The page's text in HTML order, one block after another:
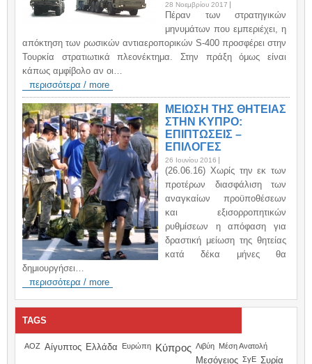
28 Νοεμβρίου 2017
Πέραν των στρατηγικών
μηνυμάτων που εμπεριέχει, η
απόκτηση των ρωσικών αντιαεροπορικών S-400 προσφέρει στην
Τουρκία στρατιωτικά πλεονέκτημα. Στην πράξη όμως είναι
κάπως αμφίβολο αν οι…
περισσότερα / more
ΜΕΙΩΣΗ ΤΗΣ ΘΗΤΕΙΑΣ
ΣΤΗΝ ΚΥΠΡΟ:
ΕΠΙΠΤΩΣΕΙΣ –
ΕΠΙΛΟΓΕΣ
26 Ιουνίου 2016
(26.06.16) Χωρίς την εκ των
προτέρων διασφάλιση των
αναγκαίων προϋποθέσεων
και εξισορροπητικών
ρυθμίσεων η απόφαση για
δραστική μείωση της θητείας
κατά δέκα μήνες θα
δημιουργήσει…
περισσότερα / more
TAGS
ΑΟΖ Αίγυπτος Ελλάδα Ευρώπη Κύπρος Λιβύη Μέση Ανατολή
Μεσόγειος ΣγΕ Συρία